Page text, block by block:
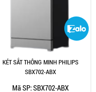
KÉT SẮT THÔNG MINH PHILIPS
SBX702-ABX
Mã SP: SBX702-ABX